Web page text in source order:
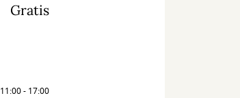
Gratis
11:00 - 17:00